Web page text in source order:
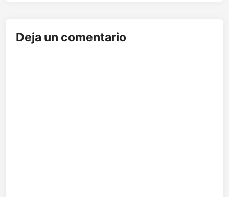
Deja un comentario